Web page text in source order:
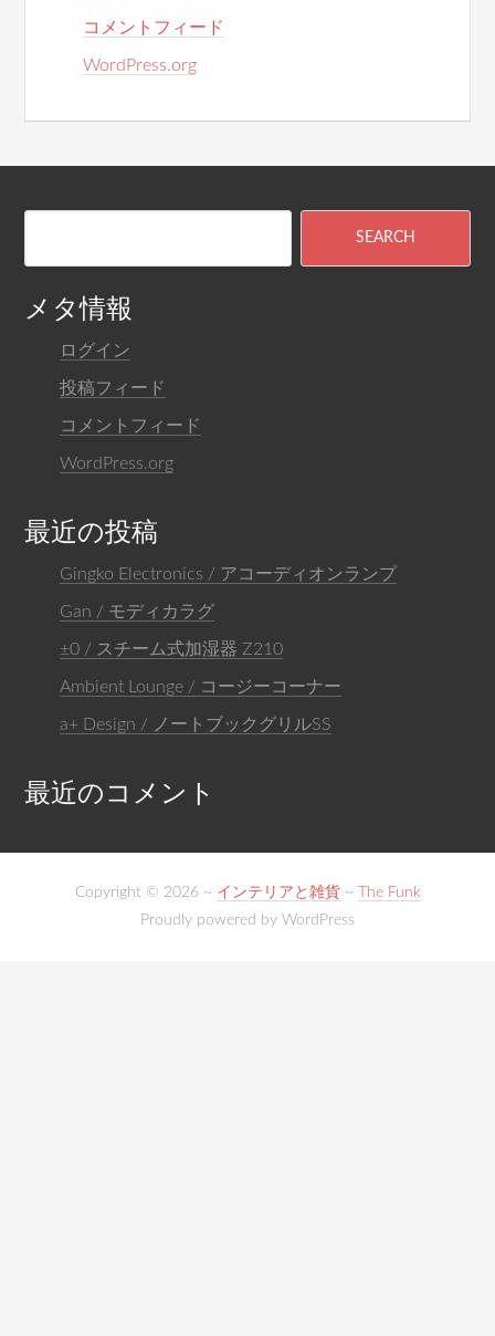
コメントフィード
WordPress.org
メタ情報
ログイン
投稿フィード
コメントフィード
WordPress.org
最近の投稿
Gingko Electronics / アコーディオンランプ
Gan / モディカラグ
±0 / スチーム式加湿器 Z210
Ambient Lounge / コージーコーナー
a+ Design / ノートブックグリルSS
最近のコメント
Copyright © 2026 ~ インテリアと雑貨~
The Funk
Proudly powered by WordPress